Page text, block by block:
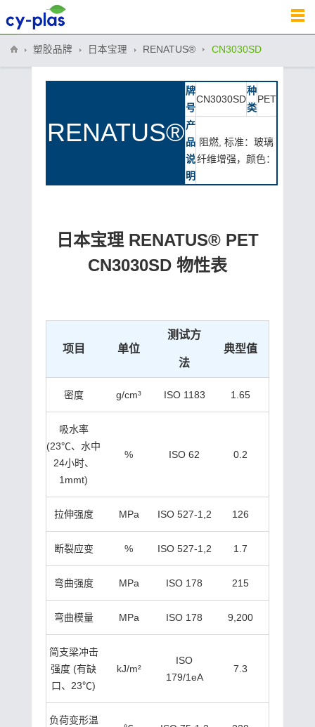
塑胶品牌 日本宝理 RENATUS® CN3030SD
RENATUS®
牌
号
CN3030SD
种
类
PET
产
品
说
明
阻燃, 标准：玻璃
纤维增强，颜色：
日本宝理 RENATUS® PET
CN3030SD 物性表
项目 单位
测试方
法
典型值
密度 g/cm³ ISO 1183 1.65
吸水率
(23℃、水中
24小时、
1mmt)
% ISO 62 0.2
拉伸强度 MPa ISO 527-1,2 126
断裂应变 % ISO 527-1,2 1.7
弯曲强度 MPa ISO 178 215
弯曲模量 MPa ISO 178 9,200
简支梁冲击
强度 (有缺
口、23℃)
kJ/m²
ISO
179/1eA
7.3
负荷变形温